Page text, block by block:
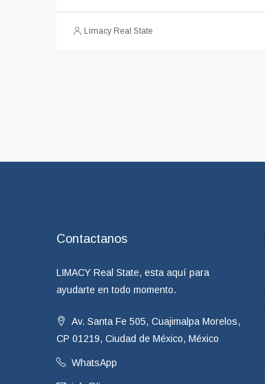
Limacy Real State
Contactanos
LIMACY Real State, esta aquí para
ayudarte en todo momento.
Av. Santa Fe 505, Cuajimalpa Morelos,
CP 01219, Ciudad de México, México
WhatsApp